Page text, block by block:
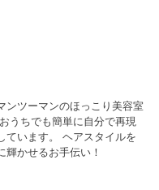
ツーマンのほっこり美容室
うちでも簡単に自分で再現
ています。 ヘアスタイルを
輝かせるお手伝い！